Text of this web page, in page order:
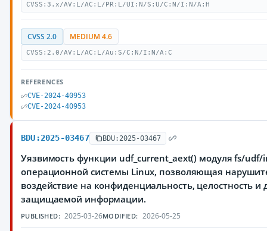
CVSS:3.x/AV:L/AC:L/PR:L/UI:N/S:U/C:N/I:N/A:H
CVSS 2.0 MEDIUM 4.6
CVSS:2.0/AV:L/AC:L/Au:S/C:N/I:N/A:C
REFERENCES
CVE-2024-40953
CVE-2024-40953
BDU:2025-03467 BDU:2025-03467
Уязвимость функции udf_current_aext() модуля fs/udf/
операционной системы Linux, позволяющая
воздействие на конфиденциальность, целостность и
защищаемой информации.
PUBLISHED: 2025-03-26MODIFIED: 2026-05-25